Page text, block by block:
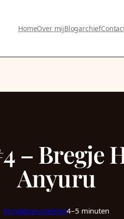
HomeOver mijBlogarchief
– Bregje
Anyuru
Kringloopvondsten4–5 minuten